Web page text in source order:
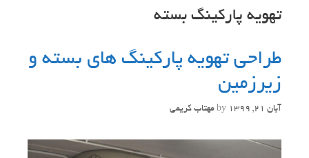
تهویه پارکینگ بسته
طراحی تهویه پارکینگ های بسته و
زیرزمین
آبان 21, 1399 by مهتاب کریمی